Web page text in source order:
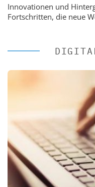
Innovationen und
Fortschritten, die neue